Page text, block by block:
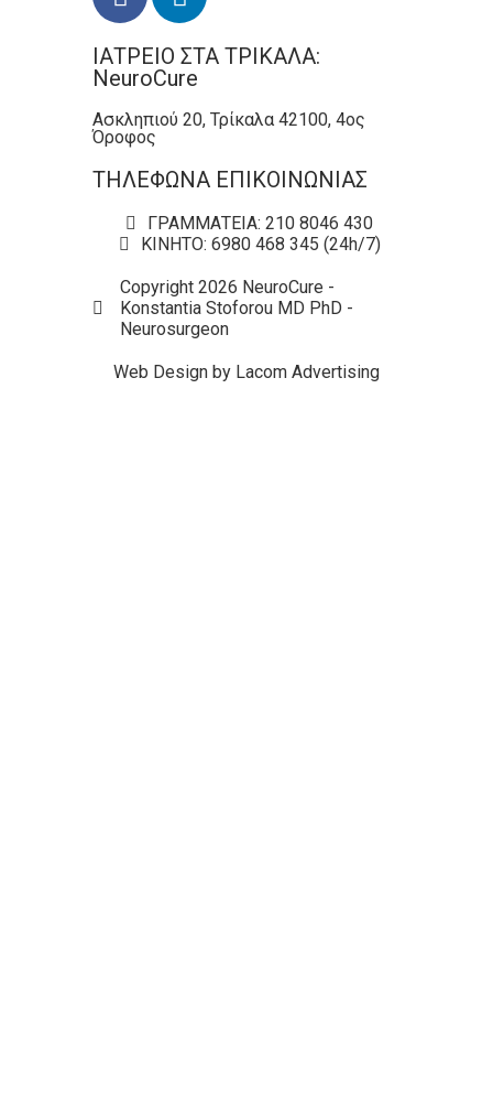
ΙΑΤΡΕΙΟ ΣΤΑ ΤΡΙΚΑΛΑ:
NeuroCure
Ασκληπιού 20, Τρίκαλα 42100, 4ος
Όροφος
ΤΗΛΕΦΩΝΑ ΕΠΙΚΟΙΝΩΝΙΑΣ
ΓΡΑΜΜΑΤΕΙΑ: 210 8046 430
ΚΙΝΗΤΟ: 6980 468 345 (24h/7)
Copyright 2026 NeuroCure -
Konstantia Stoforou MD PhD -
Neurosurgeon
Web Design by Lacom Advertising